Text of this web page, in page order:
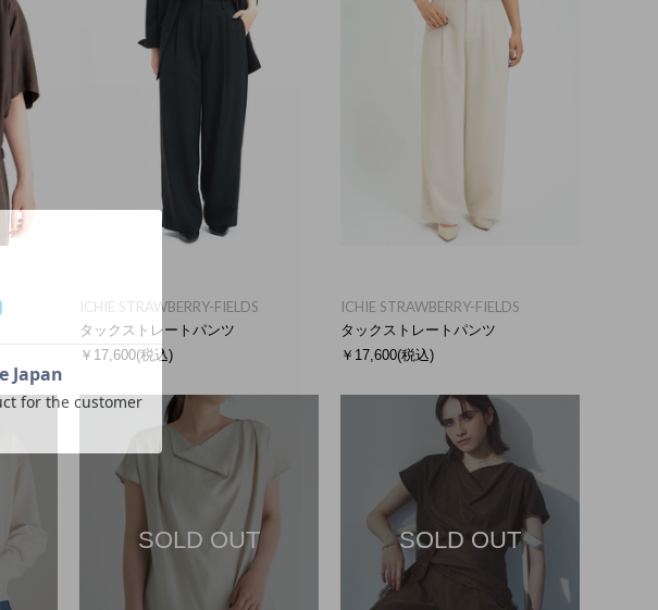
ICHIE STRAWBERRY-FIELDS
タックストレートパンツ
￥17,600(税込)
ICHIE STRAWBERRY-FIELDS
タックストレートパンツ
￥17,600(税込)
SOLD OUT SOLD OUT